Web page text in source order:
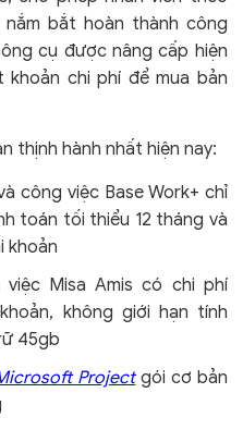
bắt hoàn thành công
cụ được nâng cấp hiện
chi phí để mua bản
thịnh hành nhất hiện nay:
công việc Base Work+ chỉ
toán tối thiểu 12 tháng và
khoản
việc Misa Amis có chi phí
không giới hạn tính
45gb
Projectgói cơ bản